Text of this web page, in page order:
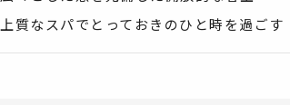
上質なスパでとっておきのひと時を過ごす